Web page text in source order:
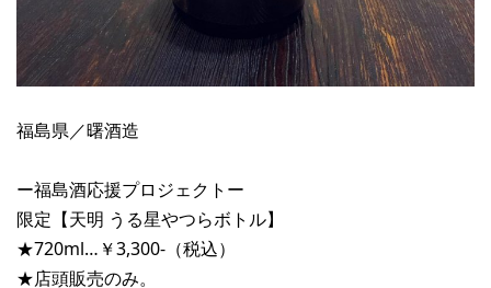
福島県／曙酒造
ー福島酒応援プロジェクトー
限定【天明 うる星やつらボトル】
★720ml…￥3,300-（税込）
★店頭販売のみ。